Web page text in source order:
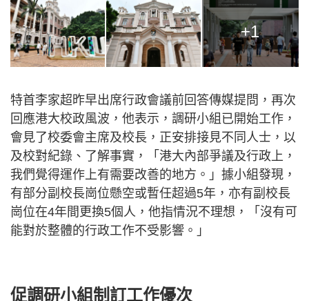
+1
特首李家超昨早出席行政會議前回答傳媒提問，再次
回應港大校政風波，他表示，調研小組已開始工作，
會見了校委會主席及校長，正安排接見不同人士，以
及校對紀錄、了解事實，「港大內部爭議及行政上，
我們覺得運作上有需要改善的地方。」據小組發現，
有部分副校長崗位懸空或暫任超過5年，亦有副校長
崗位在4年間更換5個人，他指情況不理想，「沒有可
能對於整體的行政工作不受影響。」
促調研小組制訂工作優次